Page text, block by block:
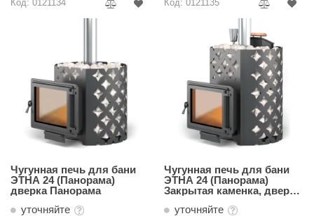
тепла
камень
камень
Код: 0121134
Чугунная печь для бани
ЭТНА 24 (Панорама)
дверка Панорама
уточняйте
Код: 0121135
Чугунная печь для бани
ЭТНА 24 (Панорама)
Закрытая каменка, дверка
уточняйте